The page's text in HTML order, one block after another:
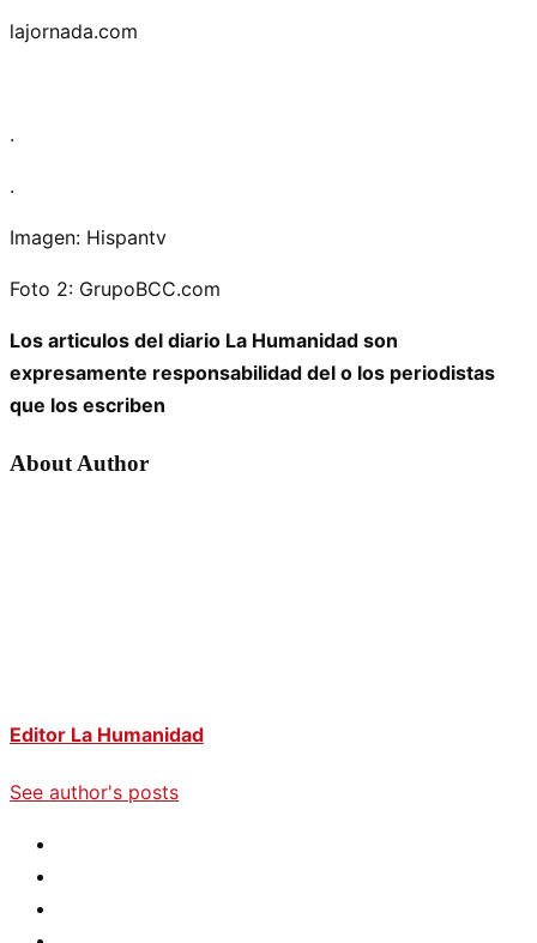
lajornada.com
.
.
Imagen: Hispantv
Foto 2: GrupoBCC.com
Los articulos del diario La Humanidad son
expresamente responsabilidad del o los periodistas
que los escriben
About Author
Editor La Humanidad
See author's posts